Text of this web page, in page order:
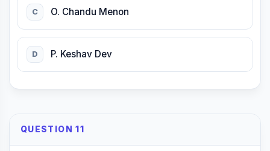
C O. Chandu Menon
D P. Keshav Dev
QUESTION 11